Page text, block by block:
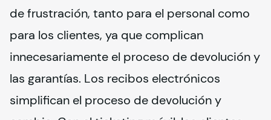
de frustración, tanto para el personal como
para los clientes, ya que complican
innecesariamente el proceso de devolución y
las garantías. Los recibos electrónicos
simplifican el proceso de devolución y